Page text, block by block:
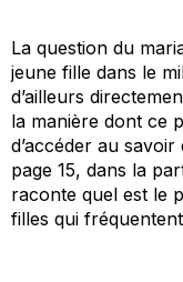
La question du
jeune fille dans le
d’ailleurs
la manière dont ce
d’accéder au
page 15, dans la
raconte quel est le
filles qui